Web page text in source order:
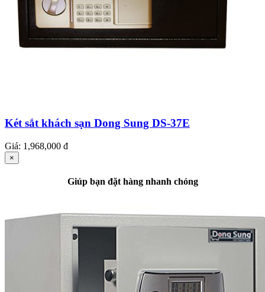
Két sắt khách sạn Dong Sung DS-37E
Giá: 1,968,000 đ
×
Giúp bạn đặt hàng nhanh chóng